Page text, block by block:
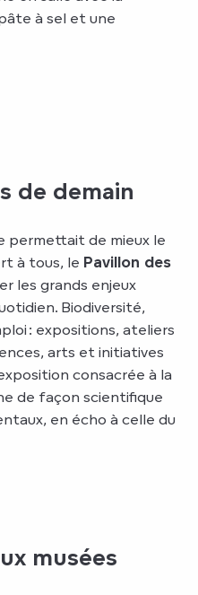
à sel et une
de demain
permettait de mieux le
à tous, le Pavillon des
les grands enjeux
Biodiversité,
: expositions, ateliers
arts et initiatives
consacrée à la
de façon scientifique
en écho à celle du
musées